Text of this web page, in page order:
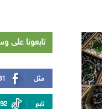
تابعونا على
مثل
92 تابع